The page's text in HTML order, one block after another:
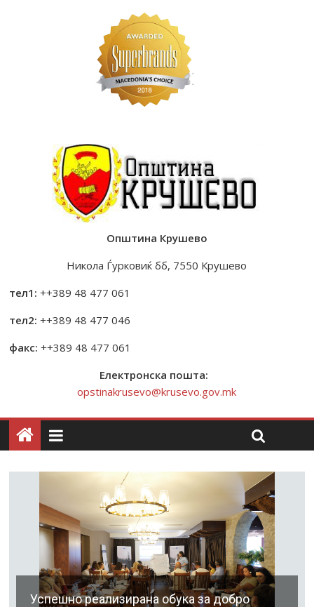
Општина Крушево
Никола Ѓурковиќ бб, 7550 Крушево
тел1: ++389 48 477 061
тел2: ++389 48 477 046
факс: ++389 48 477 061
Електронска пошта:
opstinakrusevo@krusevo.gov.mk
Успешно реализирана обука за добро